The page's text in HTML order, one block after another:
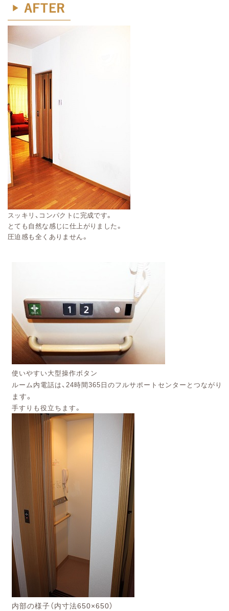
スッキリ、コンパクトに完成です。
とても自然な感じに仕上がりました。
圧迫感も全くありません。
使いやすい大型操作ボタン
ルーム内電話は、24時間365日のフルサポートセンターとつながり
ます。
手すりも役立ちます。
内部の様子（内寸法650×650）